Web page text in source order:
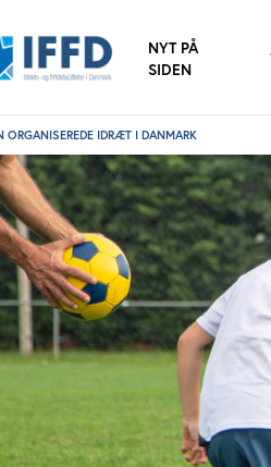
NYT PÅ
SIDEN
ORGANISEREDE IDRÆT I DANMARK